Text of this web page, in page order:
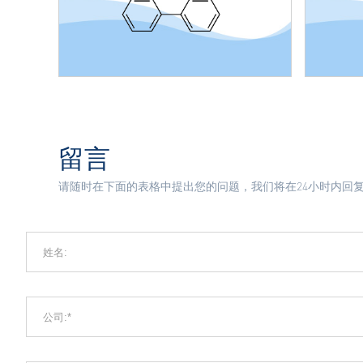
留言
请随时在下面的表格中提出您的问题，我们将在24小时内回